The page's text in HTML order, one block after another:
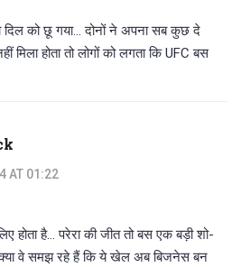
को छू गया... दोनों ने अपना सब कुछ दे
मिला होता तो लोगों को लगता कि UFC बस
AT 01:22
होता है... परेरा की जीत तो बस एक बड़ी शो-
वे समझ रहे हैं कि ये खेल अब बिजनेस बन